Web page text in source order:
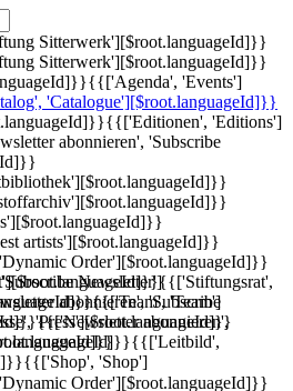
Sitterwerk'][$root.languageId]}}
Sitterwerk'][$root.languageId]}}
{{['Agenda', 'Events']
'Catalogue'][$root.languageId]}}
{{['Editionen', 'Editions']
abonnieren', 'Subscribe
artists'][$root.languageId]}}
Order'][$root.languageId]}}
{{['Stiftungsrat',
{{['Team', 'Team']
'Press'][$root.languageId]}}
{{['Leitbild',
{{['Shop', 'Shop']
Newsletter']
abonnieren', 'Subscribe
{{['Newsletter abonnieren',
Order'][$root.languageId]}}